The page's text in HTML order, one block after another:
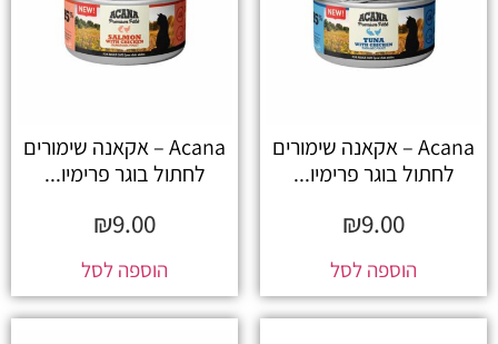
Acana – אקאנה שימורים
לחתול בוגר פרימיו...
₪9.00
הוספה לסל
Acana – אקאנה שימורים
לחתול בוגר פרימיו...
₪9.00
הוספה לסל